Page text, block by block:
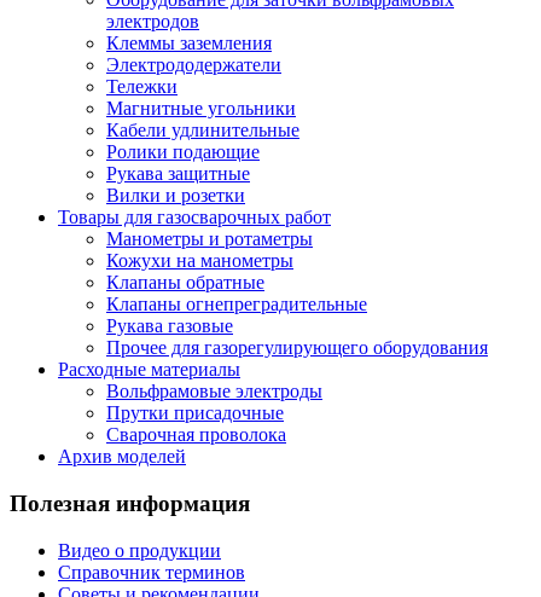
электродов
Клеммы заземления
Электрододержатели
Тележки
Магнитные угольники
Кабели удлинительные
Ролики подающие
Рукава защитные
Вилки и розетки
Товары для газосварочных работ
Манометры и ротаметры
Кожухи на манометры
Клапаны обратные
Клапаны огнепреградительные
Рукава газовые
Прочее для газорегулирующего оборудования
Расходные материалы
Вольфрамовые электроды
Прутки присадочные
Сварочная проволока
Архив моделей
Полезная информация
Видео о продукции
Справочник терминов